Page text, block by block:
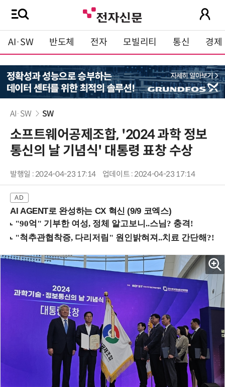
AI·SW 반도체 전자 모빌리티 통신 경제
AI·SW SW
소프트웨어공제조합, '2024 과학 정보
통신의 날 기념식' 대통령 표창 수상
발행일 : 2024-04-23 17:14 업데이트 : 2024-04-23 17:14
AI AGENT로 완성하는 CX 혁신 (9/9 코엑스)